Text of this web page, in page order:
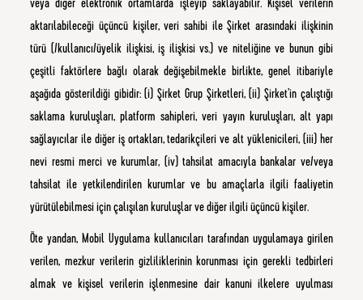
veya diğer elektronik ortamlarda işleyip saklayabilir. Kişisel verilerin
aktarılabileceği üçüncü kişiler, veri sahibi ile Şirket arasındaki ilişkinin
türü (/kullanıcı/üyelik ilişkisi, iş ilişkisi vs.) ve niteliğine ve bunun gibi
çeşitli faktörlere bağlı olarak değişebilmekle birlikte, genel itibariyle
aşağıda gösterildiği gibidir: (i) Şirket Grup Şirketleri, (ii) Şirket’in çalıştığı
saklama kuruluşları, platform sahipleri, veri yayın kuruluşları, alt yapı
sağlayıcılar ile diğer iş ortakları, tedarikçileri ve alt yüklenicileri, (iii) her
nevi resmi merci ve kurumlar, (iv) tahsilat amacıyla bankalar ve/veya
tahsilat ile yetkilendirilen kurumlar ve bu amaçlarla ilgili faaliyetin
yürütülebilmesi için çalışılan kuruluşlar ve diğer ilgili üçüncü kişiler.
Öte yandan, Mobil Uygulama kullanıcıları tarafından uygulamaya girilen
verilen, mezkur verilerin gizliliklerinin korunması için gerekli tedbirleri
almak ve kişisel verilerin işlenmesine dair kanuni ilkelere uyulması